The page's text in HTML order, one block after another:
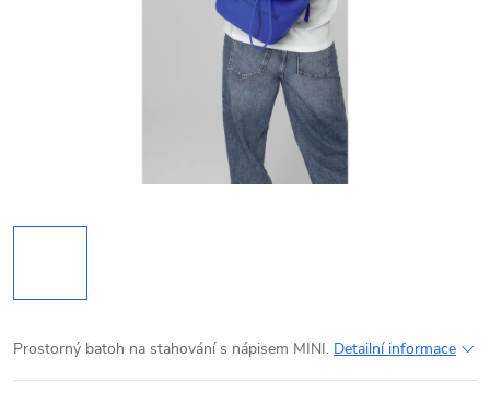
Prostorný batoh na stahování s nápisem MINI. Detailní informace